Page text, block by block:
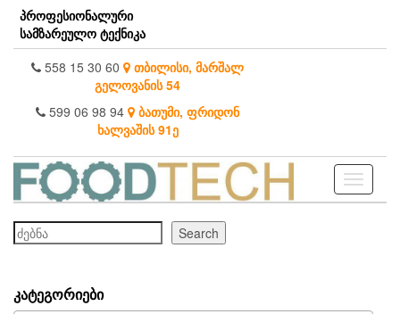
Skip
the
content
პროფესიონალური
სამზარეულო ტექნიკა
558 15 30 60 თბილისი, მარშალ
გელოვანის 54
599 06 98 94 ბათუმი, ფრიდონ
ხალვაშის 91ე
Toggle
ძებნა
Search
ᲙᲐᲢᲔᲒᲝᲠᲘᲔᲑᲘ